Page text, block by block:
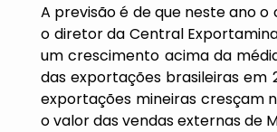
A previsão é de que neste ano
o diretor da Central
um crescimento acima da
das exportações brasileiras em
exportações mineiras cresçam
o valor das vendas externas de